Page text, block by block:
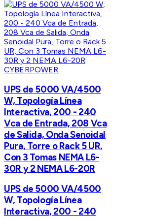
CYBERPOWER
UPS de 5000 VA/4500
W, Topología Línea
Interactiva, 200 - 240
Vca de Entrada, 208 Vca
de Salida, Onda Senoidal
Pura, Torre o Rack 5 UR,
Con 3 Tomas NEMA L6-
30R y 2 NEMA L6-20R
UPS de 5000 VA/4500
W, Topología Línea
Interactiva, 200 - 240